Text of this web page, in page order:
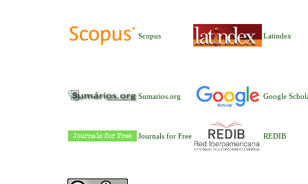
Scopus Latindex
Sumarios.org Google
Journals for Free REDIB